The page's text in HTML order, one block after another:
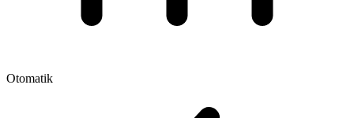
Otomatik